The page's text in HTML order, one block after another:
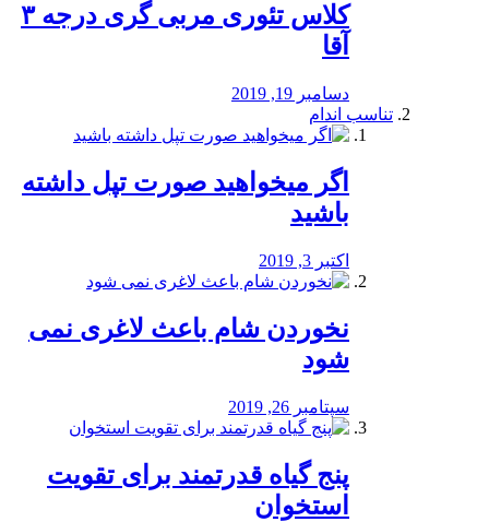
کلاس تئوری مربی گری درجه ۳
آقا
دسامبر 19, 2019
تناسب اندام
اگر میخواهید صورت تپل داشته
باشید
اکتبر 3, 2019
نخوردن شام باعث لاغری نمی
‌شود
سپتامبر 26, 2019
پنج گیاه قدرتمند برای تقویت
استخوان